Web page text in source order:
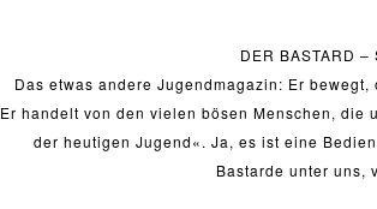
DER BASTARD
Das etwas andere Jugendmagazin: Er
Er handelt von den vielen bösen Menschen, die
der heutigen Jugend«. Ja, es ist eine
Bastarde unter uns,